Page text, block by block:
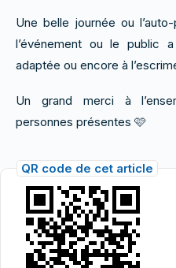
Une belle journée ou
l’événement ou le public
adaptée ou encore à
Un grand merci à
personnes présentes 🩷
QR code de cet article